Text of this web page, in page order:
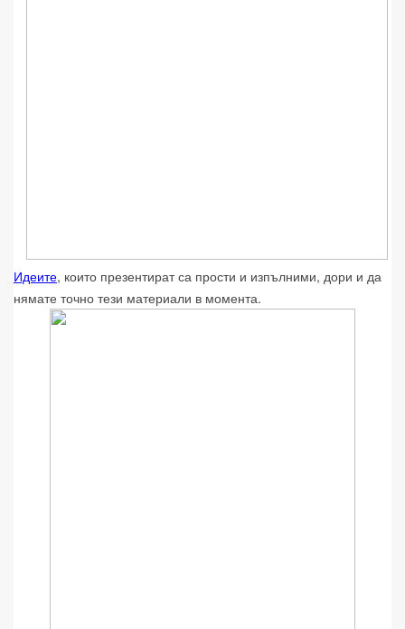
Идеите, които презентират са прости и изпълними, дори и да
нямате точно тези материали в момента.